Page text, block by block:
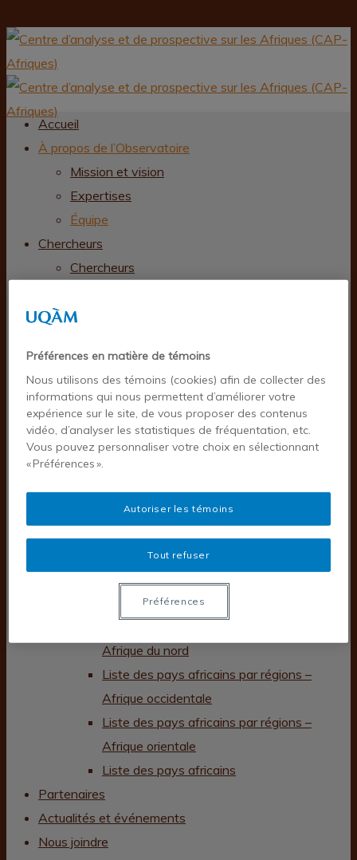
Accueil
À propos de l’Observatoire
Mission et vision
Expertises
Équipe
Chercheurs
Chercheurs
SOMMAIRE DE TOUS LES CONTACTS
Publications
Publications de nos chercheurs
Chroniques VigieAfriques
Revues et monographies
Dans les médias
Statafriques
Liste des pays africains par régions –
Afrique australe
Liste des pays africains par régions –
Afrique centrale
Afrique du nord
Liste des pays africains par régions –
Afrique occidentale
Liste des pays africains par régions –
Afrique orientale
Liste des pays africains
Partenaires
Actualités et événements
Nous joindre
Préférences en matière de témoins
Nous utilisons des témoins (cookies) afin de collecter des
informations qui nous permettent d’améliorer votre
expérience sur le site, de vous proposer des contenus
vidéo, d’analyser les statistiques de fréquentation, etc.
Vous pouvez personnaliser votre choix en sélectionnant
« Préférences ».
Tout refuser
Autoriser les témoins
Préférences